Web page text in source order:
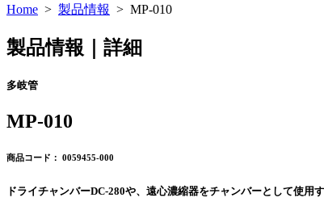
Home > 製品情報 > MP-010
製品情報｜詳細
多岐管
MP-010
商品コード： 0059455-000
ドライチャンバーDC-280や、遠心濃縮器をチャンバーとして使用